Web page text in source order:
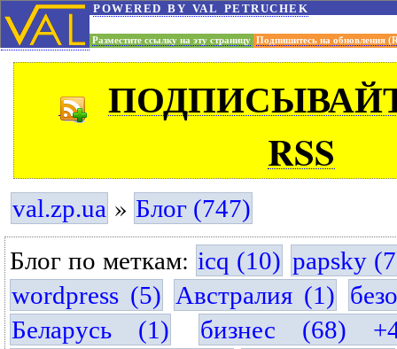
powered by val petruchek
Разместите ссылку на эту страницу Подпишитесь на обновления
RSS
val.zp.ua » Блог (747)
Блог по меткам: icq (10) papsky
wordpress (5) Австралия (1)
Беларусь (1)
бизнес (68)